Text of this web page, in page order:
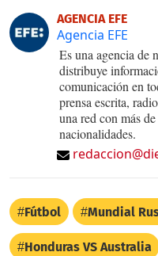
AGENCIA EFE
Agencia EFE
Es una agencia de
distribuye
comunicación en
prensa escrita,
una red con más
nacionalidades.
Fútbol Mundial
Honduras VS Australia